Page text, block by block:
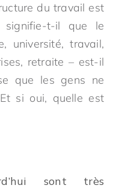
du travail est
signifie-t-il que le
université, travail,
retraite – est-il
que les gens ne
si oui, quelle est
sont très